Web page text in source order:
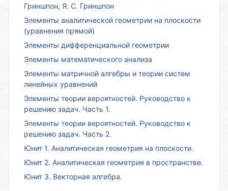
Гриншпон, Я. С. Гриншпон
Элементы аналитической геометрии на плоскости
(уравнения прямой)
Элементы дифференциальной геометрии
Элементы математического анализа
Элементы матричной алгебры и теории систем
линейных уравнений
Элементы теории вероятностей. Руководство к
решению задач. Часть 1.
Элементы теории вероятностей. Руководство к
решению задач. Часть 2.
Юнит 1. Аналитическая геометрия на плоскости.
Юнит 2. Аналитическая геометрия в пространстве.
Юнит 3. Векторная алгебра.